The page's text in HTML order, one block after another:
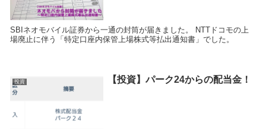
SBIネオモバイル証券から一通の封筒が届きました。 NTTドコモの上
場廃止に伴う「特定口座内保管上場株式等払出通知書」でした。
投資 【投資】パーク24からの配当金！